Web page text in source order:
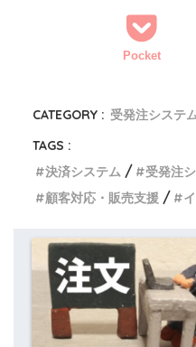
Pocket
CATEGORY : 受発注システ
TAGS :
決済システム
受発注
顧客対応・販売支援